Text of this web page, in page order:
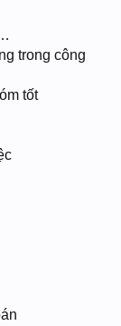
trong công
tốt